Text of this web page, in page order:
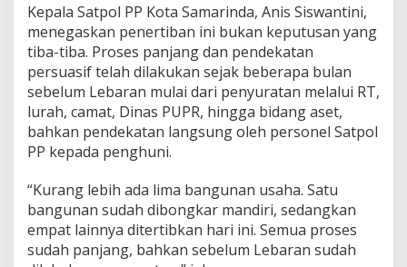
Kepala Satpol PP Kota Samarinda, Anis Siswantini,
menegaskan penertiban ini bukan keputusan yang
tiba-tiba. Proses panjang dan pendekatan
persuasif telah dilakukan sejak beberapa bulan
sebelum Lebaran mulai dari penyuratan melalui RT,
lurah, camat, Dinas PUPR, hingga bidang aset,
bahkan pendekatan langsung oleh personel Satpol
PP kepada penghuni.
“Kurang lebih ada lima bangunan usaha. Satu
bangunan sudah dibongkar mandiri, sedangkan
empat lainnya ditertibkan hari ini. Semua proses
sudah panjang, bahkan sebelum Lebaran sudah